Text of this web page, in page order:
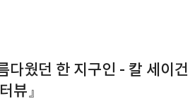
다웠던 한 지구인 - 칼 세이
뷰』